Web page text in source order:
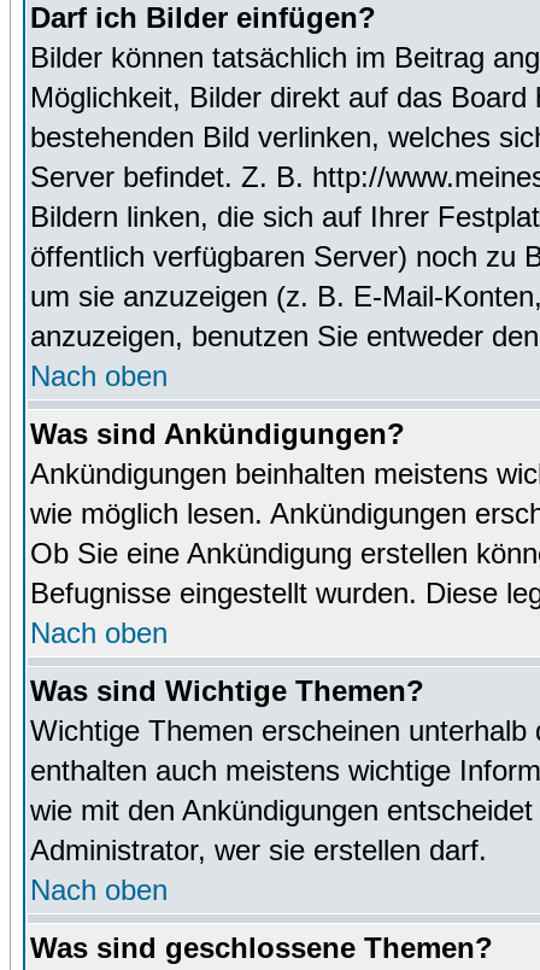
Darf ich Bilder einfügen?
Bilder können tatsächlich im Beitrag
Möglichkeit, Bilder direkt auf das
bestehenden Bild verlinken, welches
Server befindet. Z. B. http://
Bildern linken, die sich auf Ihrer
öffentlich verfügbaren Server) noch zu
um sie anzuzeigen (z. B. E-Mail-
anzuzeigen, benutzen Sie entweder
Nach oben
Was sind Ankündigungen?
Ankündigungen beinhalten meistens
wie möglich lesen. Ankündigungen
Ob Sie eine Ankündigung erstellen
Befugnisse eingestellt wurden. Diese
Nach oben
Was sind Wichtige Themen?
Wichtige Themen erscheinen
enthalten auch meistens wichtige
wie mit den Ankündigungen
Administrator, wer sie erstellen darf.
Nach oben
Was sind geschlossene Themen?